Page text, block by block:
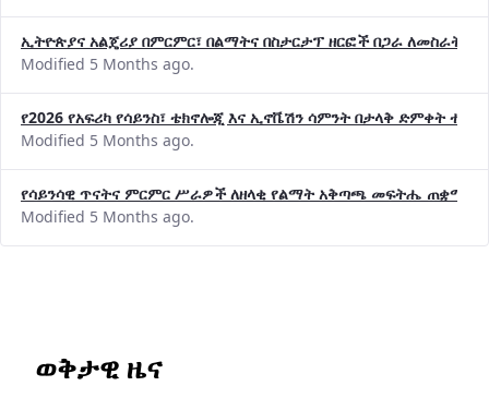
ኢትዮጵያና አልጄሪያ በምርምር፣ በልማትና በስታርታፕ ዘርፎች በጋራ ለመስራት
Modified 5 Months ago.
የ2026 የአፍሪካ የሳይንስ፣ ቴክኖሎጂ እና ኢኖቬሽን ሳምንት በታላቅ ድምቀት
Modified 5 Months ago.
የሳይንሳዊ ጥናትና ምርምር ሥራዎች ለዘላቂ የልማት አቅጣጫ መፍትሔ ጠቋሚ
Modified 5 Months ago.
ወቅታዊ ዜና